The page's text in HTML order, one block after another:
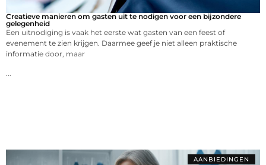
Creatieve manieren om gasten uit te nodigen voor een bijzondere
gelegenheid
Een uitnodiging is vaak het eerste wat gasten van een feest of
evenement te zien krijgen. Daarmee geef je niet alleen praktische
informatie door, maar
AANBIEDINGEN